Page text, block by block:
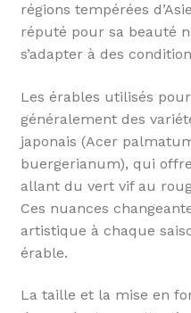
régions tempérées
réputé pour sa beauté
s’adapter à des
Les érables utilisés
généralement des
japonais (Acer
buergerianum), qui
allant du vert vif au
Ces nuances
artistique à chaque
érable.
La taille et la mise en